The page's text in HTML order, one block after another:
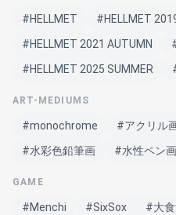
#HELLMET
#HELLMET
#HELLMET 2021 AUTUMN
#HELLMET 2025 SUMMER
ART-MEDIUMS
#monochrome #アクリル
#水彩色鉛筆画
#水性ペン画
GAME
#Menchi #SixSox #大